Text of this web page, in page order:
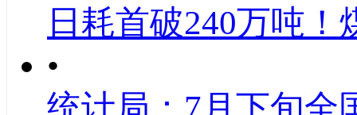
日耗首破240万吨！
•
统计局：7月下旬全